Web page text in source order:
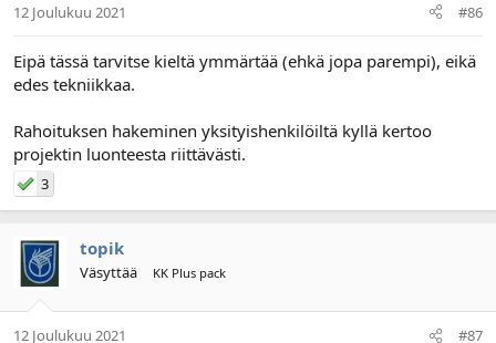
12 Joulukuu 2021 #86
Eipä tässä tarvitse kieltä ymmärtää (ehkä jopa parempi), eikä
edes tekniikkaa.
Rahoituksen hakeminen yksityishenkilöiltä kyllä kertoo
projektin luonteesta riittävästi.
3
topik
Väsyttää KK Plus pack
12 Joulukuu 2021 #87